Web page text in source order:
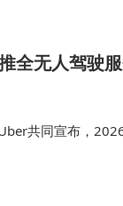
全无人驾驶
共同宣布，
来全无人驾驶出行